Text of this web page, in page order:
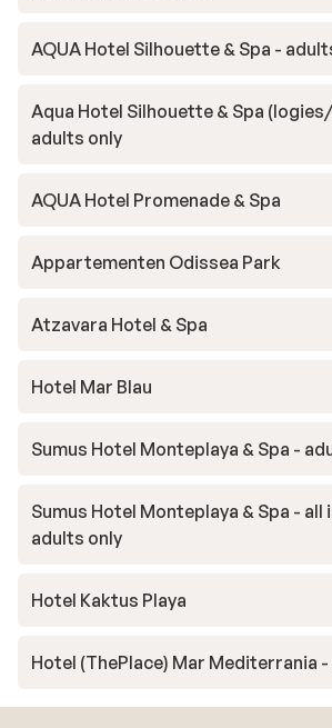
AQUA Hotel Silhouette & Spa -
Aqua Hotel Silhouette & Spa
adults only
AQUA Hotel Promenade & Spa
Appartementen Odissea Park
Atzavara Hotel & Spa
Hotel Mar Blau
Sumus Hotel Monteplaya & Spa -
Sumus Hotel Monteplaya & Spa - all
adults only
Hotel Kaktus Playa
Hotel (ThePlace) Mar Mediterrania